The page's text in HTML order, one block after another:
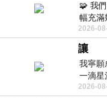
🧩 我
幅充滿
字、彩
2026-
讓
我寧願
一滴
夏日最
2026-